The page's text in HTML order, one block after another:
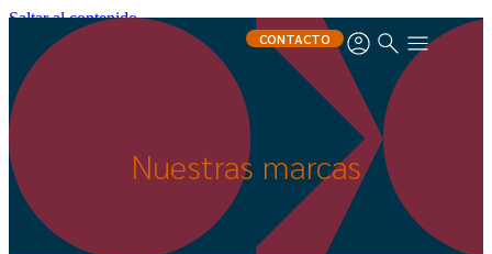
Saltar al contenido
CONTACTO
Nuestras marcas